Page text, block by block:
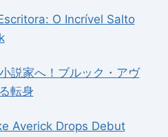
O Incrível Salto
説家へ！ブルック・アヴ
転身
Averick Drops Debut